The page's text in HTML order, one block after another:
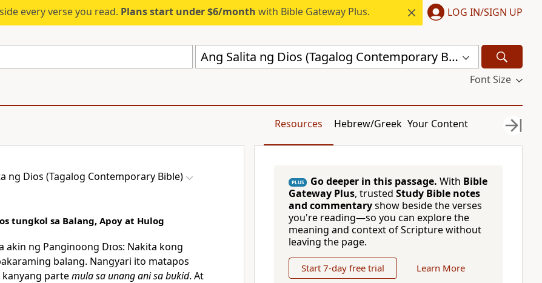
every verse you read. Plans start under $6/month with Bible Gateway Plus. LOG IN/SIGN UP
Ang Salita ng Dios (Tagalog Contemporary Bible) (ASND)
Font Size
Resources Hebrew/Greek Your Content
ng Dios (Tagalog Contemporary Bible)
tungkol sa Balang, Apoy at Hulog
akin ng Panginoong Dios: Nakita kong
balang. Nangyari ito matapos
partemula sa unang ani sa bukid. At
PLUS Go deeper in this passage. With Bible
Gateway Plus, trusted Study Bible notes
and commentaryshow beside the verses
you're reading—so you can explore the
meaning and context of Scripture without
leaving the page.
Start 7-day free trial Learn More